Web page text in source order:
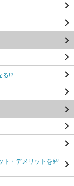
る!?
・デメリットを紹